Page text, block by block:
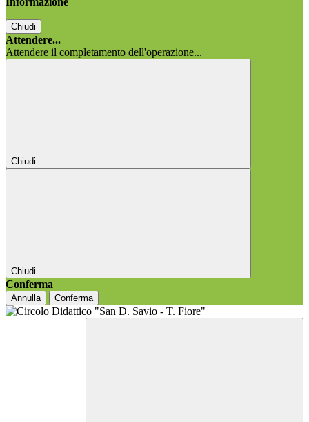
Chiudi
Attendere...
Attendere il completamento dell'operazione...
Chiudi
Chiudi
Conferma
Annulla Conferma